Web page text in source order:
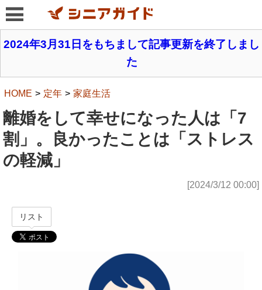
2024年3月31日をもちまして記事更新を終了しまし
た
HOME 定年 家庭生活
離婚をして幸せになった人は「7
割」。良かったことは「ストレス
の軽減」
[2024/3/12 00:00]
リスト